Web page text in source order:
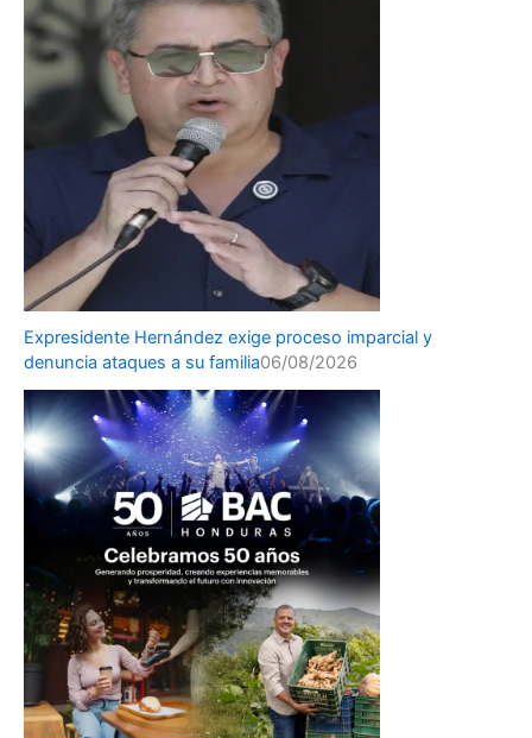
Expresidente Hernández exige proceso imparcial y
denuncia ataques a su familia06/08/2026